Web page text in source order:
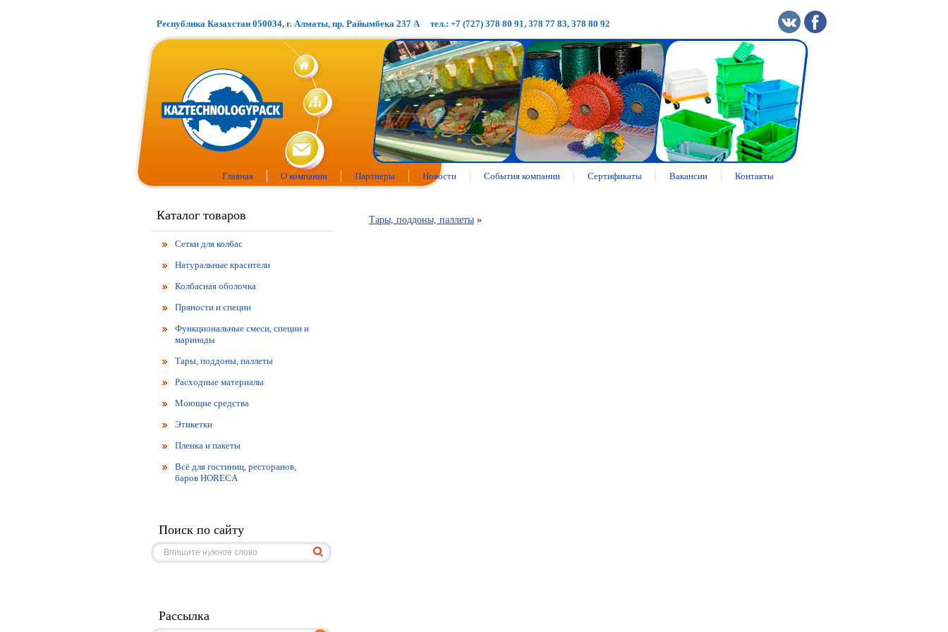
Республика Казахстан 050034, г. Алматы, пр. Райымбека 237 А тел.: +7 (727) 378 80 91, 378 77 83, 378 80 92
Главная О компании Партнеры Новости События компании Сертификаты Вакансии Контакты
Тары, поддоны, паллеты »
Каталог товаров
Сетки для колбас
Натуральные красители
Колбасная оболочка
Пряности и специи
Функциональные смеси, специи и
маринады
Тары, поддоны, паллеты
Расходные материалы
Моющие средства
Этикетки
Пленка и пакеты
Всё для гостиниц, ресторанов,
баров HORECA
Поиск по сайту
Рассылка